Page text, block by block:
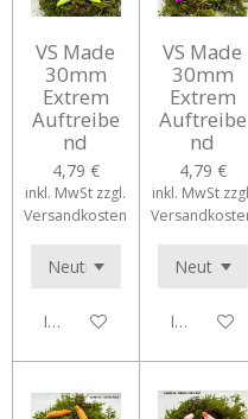
VS Made
30mm
Extrem
Auftreibe
nd
4,79 €
inkl. MwSt zzgl.
Versandkosten
In den Warenkorb
VS Made
30mm
Extrem
Auftreibe
nd
4,79 €
inkl. MwSt
In den